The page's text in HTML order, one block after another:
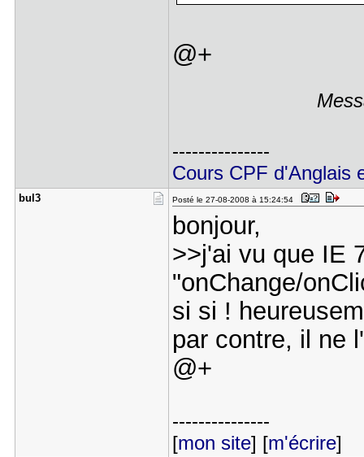
@+
---------------
Cours CPF d'Anglais
bul3 Posté le 27-08-2008 à 15:24:54
bonjour,
>>j'ai vu que IE
"onChange/
si si !
par contre, il ne
@+
---------------
[mon site] [m'écrire]